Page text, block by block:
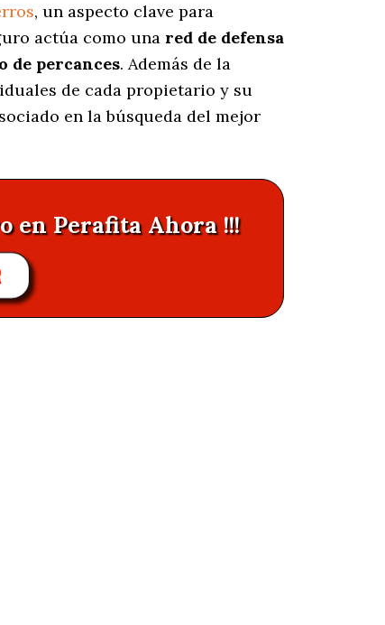
, un aspecto clave para
actúa como una red de defensa
de percances. Además de la
de cada propietario y su
en la búsqueda del mejor
en Perafita Ahora !!!